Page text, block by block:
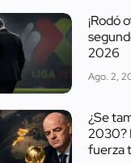
¡Rodó
2026
Ago. 2,
¿Se
2030?
fuerza